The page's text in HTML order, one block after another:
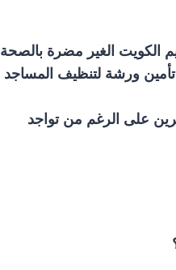
الكويت الغير مضرة بالصحة
ورشة لتنظيف المساجد
على الرغم من تواجد